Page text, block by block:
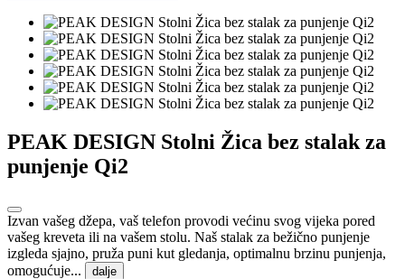
PEAK DESIGN Stolni Žica bez stalak za
punjenje Qi2
Izvan vašeg džepa, vaš telefon provodi većinu svog vijeka pored
vašeg kreveta ili na vašem stolu. Naš stalak za bežično punjenje
izgleda sjajno, pruža puni kut gledanja, optimalnu brzinu punjenja,
omogućuje...
dalje